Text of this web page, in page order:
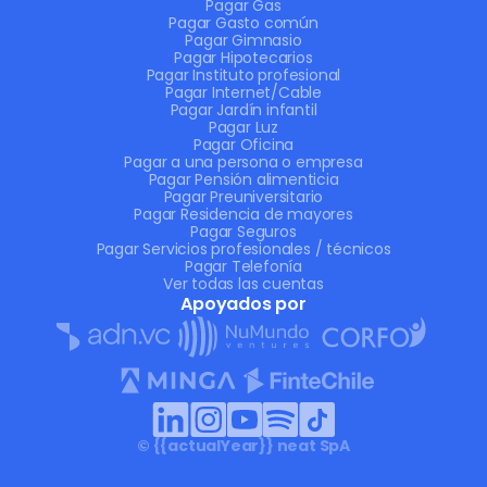
Ver episodio
Pagar Gas
Pagar Gasto común
Pagar Gimnasio
Pagar Hipotecarios
Pagar Instituto profesional
Pagar Internet/Cable
Pagar Jardín infantil
Pagar Luz
Pagar Oficina
Pagar a una persona o empresa
Pagar Pensión alimenticia
Pagar Preuniversitario
Pagar Residencia de mayores
Pagar Seguros
Pagar Servicios profesionales / técnicos
Pagar Telefonía
Ver todas las cuentas
Apoyados por
© {{actualYear}} neat SpA